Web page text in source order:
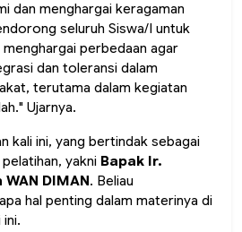
dan menghargai keragaman
seluruh Siswa/I untuk
perbedaan agar
dan toleransi dalam
terutama dalam kegiatan
" Ujarnya.
kali ini, yang bertindak sebagai
yakni Bapak Ir.
WAN DIMAN. Beliau
hal penting dalam materinya di